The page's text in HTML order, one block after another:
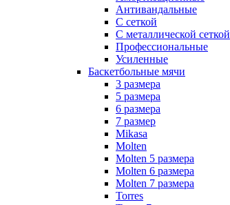
Антивандальные
С сеткой
С металлической сеткой
Профессиональные
Усиленные
Баскетбольные мячи
3 размера
5 размера
6 размера
7 размер
Mikasa
Molten
Molten 5 размера
Molten 6 размера
Molten 7 размера
Torres